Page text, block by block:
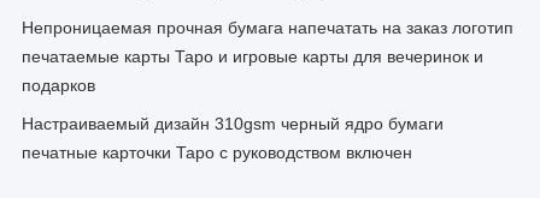
Непроницаемая прочная бумага напечатать на заказ логотип
печатаемые карты Таро и игровые карты для вечеринок и
подарков
Настраиваемый дизайн 310gsm черный ядро бумаги
печатные карточки Таро с руководством включен